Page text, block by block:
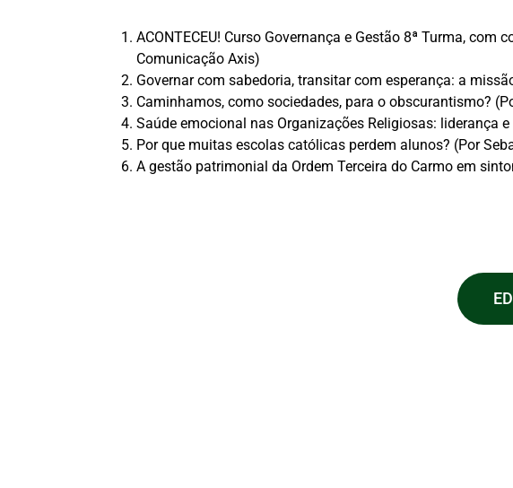
ACONTECEU! Curso Governança e Gestão 8ª Turma,
Comunicação Axis)
Governar com sabedoria, transitar com esperança: a
Caminhamos, como sociedades, para o obscurantismo?
Saúde emocional nas Organizações Religiosas: liderança
Por que muitas escolas católicas perdem alunos? (Por
A gestão patrimonial da Ordem Terceira do Carmo em